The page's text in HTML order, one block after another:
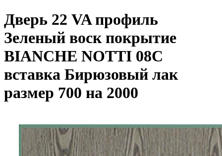
Дверь 22 VA профиль
Зеленый воск покрытие
BIANCHE NOTTI 08C
вставка Бирюзовый лак
размер 700 на 2000